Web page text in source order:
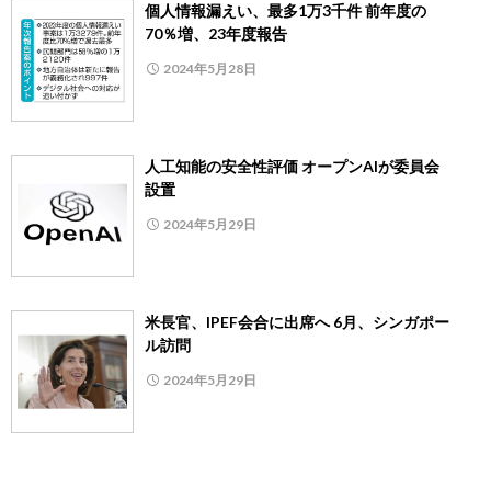
個人情報漏えい、最多1万3千件 前年度の
70％増、23年度報告
2024年5月28日
人工知能の安全性評価 オープンAIが委員会
設置
2024年5月29日
米長官、IPEF会合に出席へ 6月、シンガポー
ル訪問
2024年5月29日